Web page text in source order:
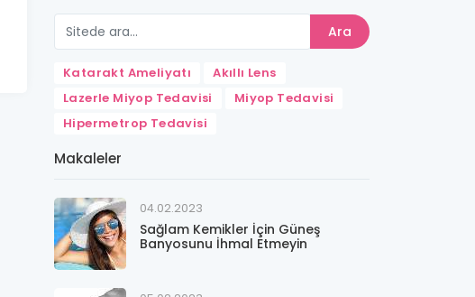
Ara
Katarakt Ameliyatı
Akıllı Lens
Lazerle Miyop Tedavisi
Miyop Tedavisi
Hipermetrop Tedavisi
Makaleler
04.02.2023
Sağlam Kemikler İçin Güneş
Banyosunu İhmal Etmeyin